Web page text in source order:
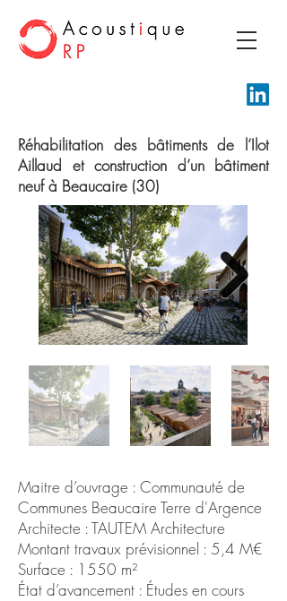
Réhabilitation des bâtiments de l’Ilot
Aillaud et construction d’un bâtiment
neuf à Beaucaire (30)
Maitre d’ouvrage : Communauté de
Communes Beaucaire Terre d'Argence
Architecte : TAUTEM Architecture
Montant travaux prévisionnel : 5,4 M€
Surface : 1550 m²
État d’avancement : Études en cours